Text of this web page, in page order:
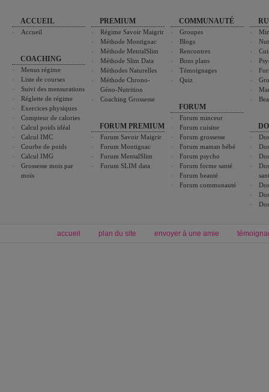
ACCUEIL
Accueil
COACHING
Menus régime
Liste de courses
Suivi des mensurations
Réglette de régime
Exercices physiques
Compteur de calories
Calcul poids idéal
Calcul IMC
Courbe de poids
Calcul IMG
Grossesse mois par
mois
PREMIUM
Régime Savoir Maigrir
Méthode Montignac
Méthode MentalSlim
Méthode Slim Data
Méthodes Naturelles
Méthode Chrono-
Géno-Nutrition
Coaching Grossesse
FORUM PREMIUM
Forum Savoir Maigrir
Forum Montignac
Forum MentalSlim
Forum SLIM data
COMMUNAUTÉ
Groupes
Blogs
Rencontres
Bons plans
Témoignages
Quiz
FORUM
Forum minceur
Forum cuisine
Forum grossesse
Forum maman bébé
Forum psycho
Forum forme santé
Forum beauté
Forum communauté
accueil plan du site envoyer à une amie